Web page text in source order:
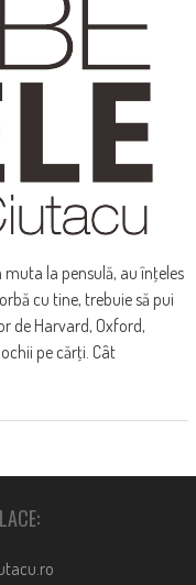
la pensulă, au înţeles
cu tine, trebuie să pui
de Harvard, Oxford,
pe cărţi. Cât